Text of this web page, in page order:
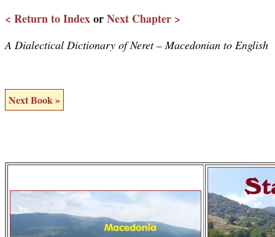
< Return to IndexorNext Chapter >
A Dialectical Dictionary of Neret – Macedonian to English
Next Book »